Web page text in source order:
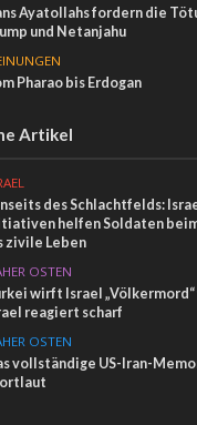
Ayatollahs fordern die
und Netanjahu
Pharao bis Erdogan
Artikel
des Schlachtfelds:
helfen Soldaten
zivile Leben
OSTEN
wirft Israel „Völkermord“
reagiert scharf
OSTEN
vollständige US-Iran-